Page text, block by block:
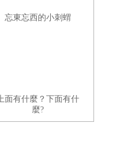
忘東忘西的小刺蝟
上面有什麼？下面有什
麼?